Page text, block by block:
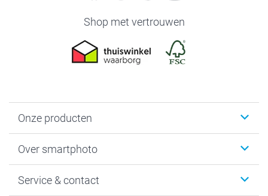
Shop met vertrouwen
Onze producten
Fotoboeken
Fotocadeaus
Over smartphoto
Vacatures
Service & contact